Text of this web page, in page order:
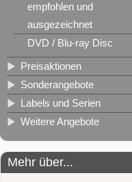
empfohlen und
ausgezeichnet
DVD / Blu-ray Disc
Preisaktionen
Sonderangebote
Labels und Serien
Weitere Angebote
Mehr über...